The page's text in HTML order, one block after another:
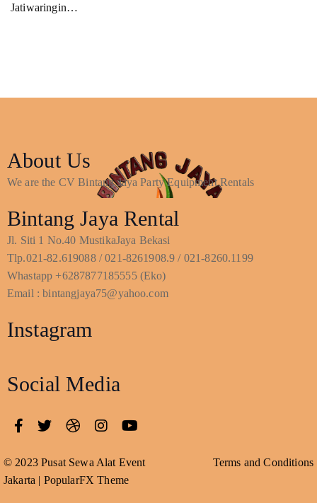
Jatiwaringin…
About Us
We are the CV Bintang Jaya Party Equipment Rentals
Bintang Jaya Rental
Jl. Siti 1 No.40 MustikaJaya Bekasi
Tlp.021-82.619088 / 021-8261908.9 / 021-8260.1199
Whastapp +6287877185555 (Eko)
Email : bintangjaya75@yahoo.com
Instagram
Social Media
© 2023 Pusat Sewa Alat Event
Jakarta | PopularFX Theme
Terms and Conditions